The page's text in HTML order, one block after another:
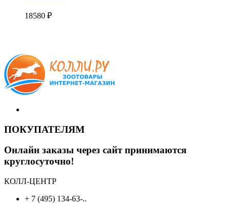
18580 ₽
ПОКУПАТЕЛЯМ
Онлайн заказы через сайт принимаются
круглосуточно!
КОЛЛ-ЦЕНТР
+ 7 (495) 134-63-..